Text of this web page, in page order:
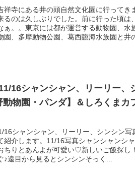
祥寺にある井の頭自然文化園に行ってき
るのは久しぶりでした。前に行った頃は
ぁ。。東京には都が運営する動物園、水
園、多摩動物公園、葛西臨海水族園と井
16シャンシャン、リーリー、
動物園・パンダ】＆しろくまカ
16シャンシャン、リーリー、シンシン写
紹介します。11/16写真シャンシャンシ
ちりとあんよが可愛い♡新しいご飯探し
♪遠目から見るとシンシンそっく...